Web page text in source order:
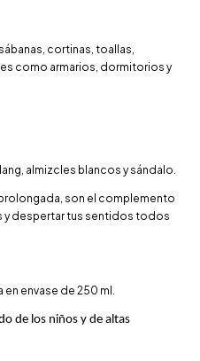
cortinas, toallas,
como armarios, dormitorios y
almizcles blancos y sándalo.
son el complemento
y despertar tus sentidos todos
en envase de 250 ml.
de los niños y de altas